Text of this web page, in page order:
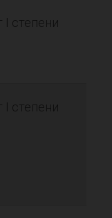
I степени
I степени